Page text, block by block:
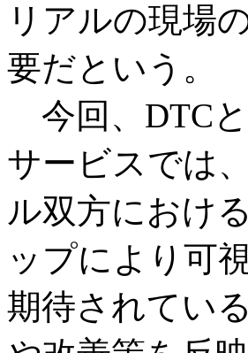
リアルの現場
要だという。
今回、DTC
サービスでは
ル双方におけ
ップにより可
期待されてい